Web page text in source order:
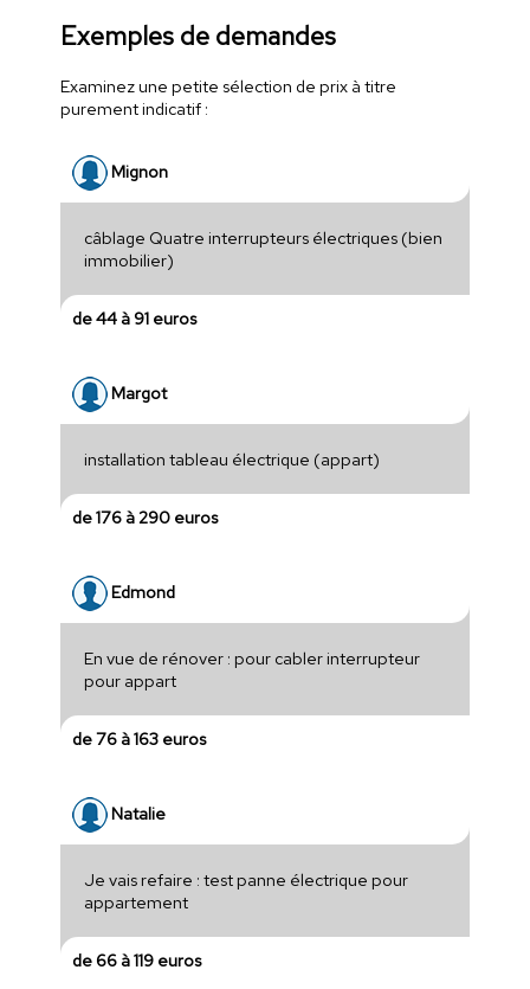
Exemples de demandes
Examinez une petite sélection de prix à titre
purement indicatif :
Mignon
câblage Quatre interrupteurs électriques (bien
immobilier)
de 44 à 91 euros
Margot
installation tableau électrique (appart)
de 176 à 290 euros
Edmond
En vue de rénover : pour cabler interrupteur
pour appart
de 76 à 163 euros
Natalie
Je vais refaire : test panne électrique pour
appartement
de 66 à 119 euros